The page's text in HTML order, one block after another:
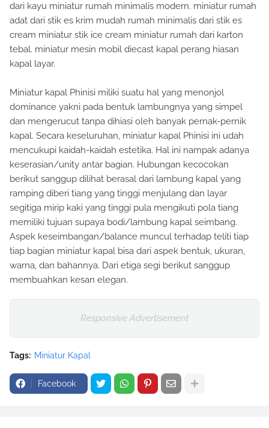
dari kayu miniatur rumah minimalis modern. miniatur rumah
adat dari stik es krim mudah rumah minimalis dari stik es
cream miniatur stik ice cream miniatur rumah dari karton
tebal. miniatur mesin mobil diecast kapal perang hiasan
kapal layar.
Miniatur kapal Phinisi miliki suatu hal yang menonjol
dominance yakni pada bentuk lambungnya yang simpel
dan mengerucut tanpa dihiasi oleh banyak pernak-pernik
kapal. Secara keseluruhan, miniatur kapal Phinisi ini udah
mencukupi kaidah-kaidah estetika. Hal ini nampak adanya
keserasian/unity antar bagian. Hubungan kecocokan
berikut sanggup dilihat berasal dari lambung kapal yang
ramping diberi tiang yang tinggi menjulang dan layar
segitiga mirip kaki yang tinggi pula mengikuti pola tiang
memiliki tujuan supaya bodi/lambung kapal seimbang.
Aspek keseimbangan/balance muncul terhadap teliti tiap
tiap bagian miniatur kapal bisa dari aspek bentuk, ukuran,
warna, dan bahannya. Dari etiga segi berikut sanggup
membuahkan kesan elegan.
Responsive Advertisement
Tags: Miniatur Kapal
Facebook